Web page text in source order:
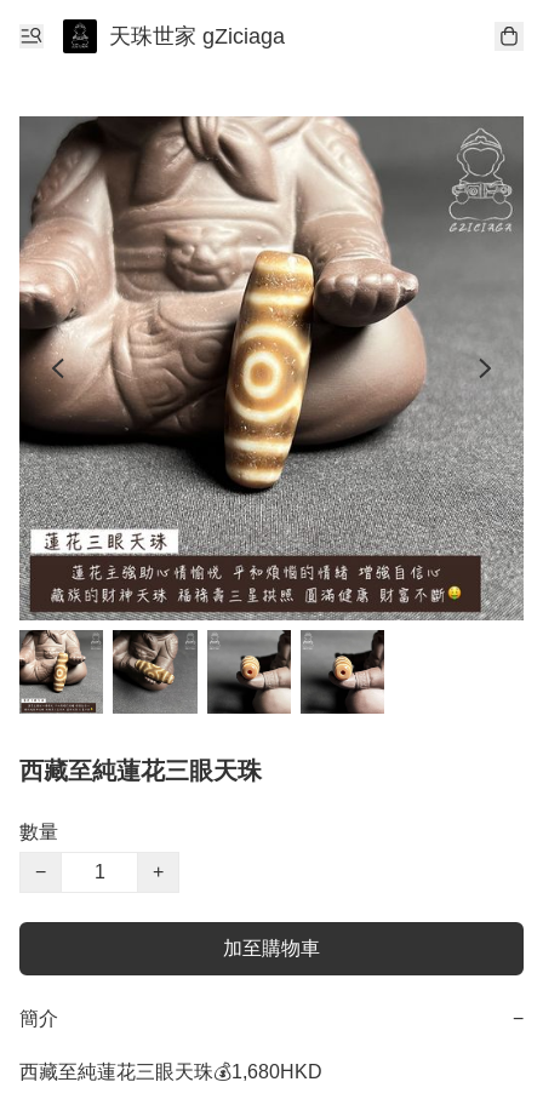
天珠世家 gZiciaga
西藏至純蓮花三眼天珠
數量
−
+
加至購物車
簡介 −
西藏至純蓮花三眼天珠💰1,680HKD